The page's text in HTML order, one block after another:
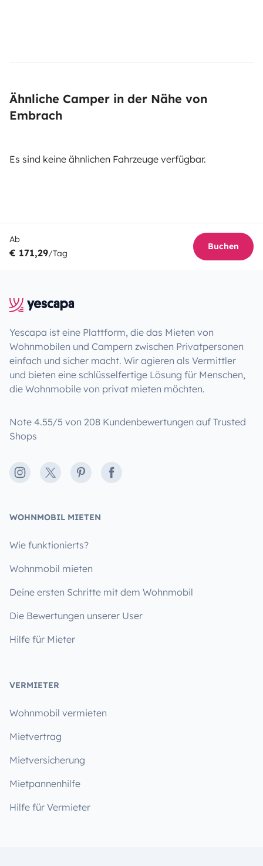
Ähnliche Camper in der Nähe von
Embrach
Es sind keine ähnlichen Fahrzeuge verfügbar.
Ab
€ 171,29/Tag
Buchen
Yescapa ist eine Plattform, die das Mieten von
Wohnmobilen und Campern zwischen Privatpersonen
einfach und sicher macht. Wir agieren als Vermittler
und bieten eine schlüsselfertige Lösung für Menschen,
die Wohnmobile von privat mieten möchten.
Note 4.55/5 von 208 Kundenbewertungen auf Trusted
Shops
Instagram
X PinterestFacebook
WOHNMOBIL MIETEN
Wie funktionierts?
Wohnmobil mieten
Deine ersten Schritte mit dem Wohnmobil
Die Bewertungen unserer User
Hilfe für Mieter
VERMIETER
Wohnmobil vermieten
Mietvertrag
Mietversicherung
Mietpannenhilfe
Hilfe für Vermieter